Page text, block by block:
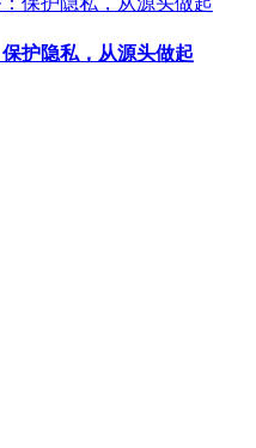
护隐私，从源头做起